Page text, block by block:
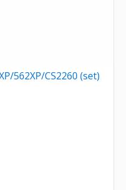
562XP/CS2260 (set)